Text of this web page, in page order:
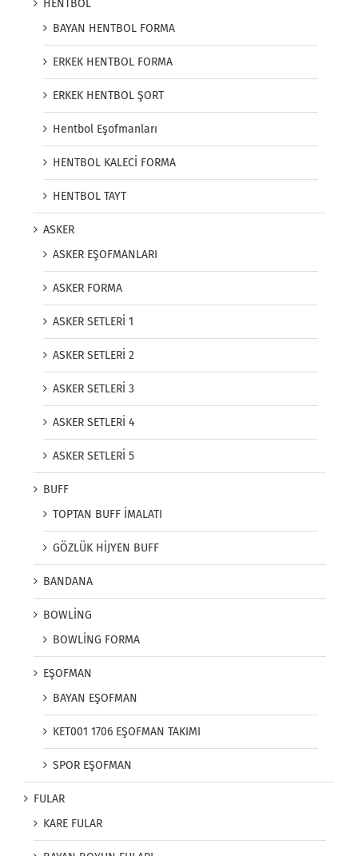
HENTBOL
BAYAN HENTBOL FORMA
ERKEK HENTBOL FORMA
ERKEK HENTBOL ŞORT
Hentbol Eşofmanları
HENTBOL KALECİ FORMA
HENTBOL TAYT
ASKER
ASKER EŞOFMANLARI
ASKER FORMA
ASKER SETLERİ 1
ASKER SETLERİ 2
ASKER SETLERİ 3
ASKER SETLERİ 4
ASKER SETLERİ 5
BUFF
TOPTAN BUFF İMALATI
GÖZLÜK HİJYEN BUFF
BANDANA
BOWLİNG
BOWLİNG FORMA
EŞOFMAN
BAYAN EŞOFMAN
KET001 1706 EŞOFMAN TAKIMI
SPOR EŞOFMAN
FULAR
KARE FULAR